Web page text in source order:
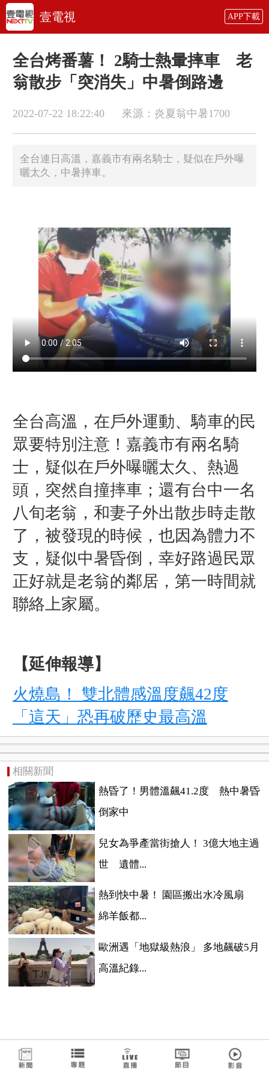
壹電視 APP下載
全台烤番薯！ 2騎士熱暈摔車 老
翁散步「突消失」中暑倒路邊
2022-07-22 18:22:40 來源：炎夏翁中暑1700
全台連日高溫，嘉義市有兩名騎士，疑似在戶外曝
曬太久，中暑摔車。
全台高溫，在戶外運動、騎車的民
眾要特別注意！ 嘉義市有兩名騎
士，疑似在戶外曝曬太久、熱過
頭，突然自撞摔車；還有台中一名
八旬老翁，和妻子外出散步時走散
了，被發現的時候，也因為體力不
支，疑似中暑昏倒，幸好路過民眾
正好就是老翁的鄰居，第一時間就
聯絡上家屬。
【延伸報導】
火燒島！ 雙北體感溫度飆42度
「這天」恐再破歷史最高溫
相關新聞
熱昏了！男體溫飆41.2度 熱中暑昏
倒家中
兒女為爭產當街搶人！ 3億大地主過
世 遺體...
熱到快中暑！ 園區搬出水冷風扇
綿羊飯都...
歐洲遇「地獄級熱浪」 多地飆破5月
高溫紀錄...